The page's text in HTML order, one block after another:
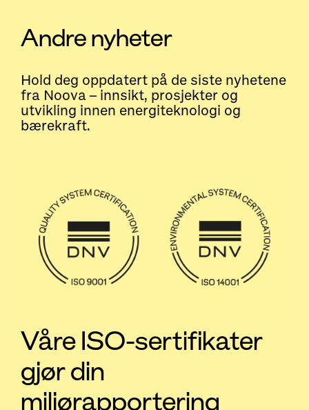
Andre nyheter
Hold deg oppdatert på de siste nyhetene
fra Noova – innsikt, prosjekter og
utvikling innen energiteknologi og
bærekraft.
Våre ISO-sertifikater
gjør din
miljørapportering